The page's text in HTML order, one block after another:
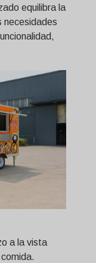
equilibra la
necesidades
a la vista